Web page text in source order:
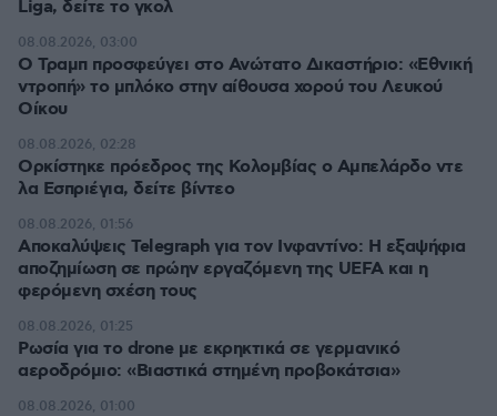
Liga, δείτε το γκολ
Ο Τραμπ προσφεύγει στο Ανώτατο Δικαστήριο: «Εθνική
ντροπή» το μπλόκο στην αίθουσα χορού του Λευκού
Οίκου
08.08.2026, 03:00
Ορκίστηκε πρόεδρος της Κολομβίας ο Αμπελάρδο ντε
λα Εσπριέγια, δείτε βίντεο
08.08.2026, 02:28
Αποκαλύψεις Telegraph για τον Ινφαντίνο: Η εξαψήφια
αποζημίωση σε πρώην εργαζόμενη της UEFA και η
φερόμενη σχέση τους
08.08.2026, 01:56
Ρωσία για το drone με εκρηκτικά σε γερμανικό
αεροδρόμιο: «Βιαστικά στημένη προβοκάτσια»
08.08.2026, 01:25
08.08.2026, 01:00